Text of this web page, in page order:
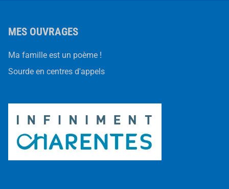
MES OUVRAGES
Ma famille est un poème !
Sourde en centres d'appels